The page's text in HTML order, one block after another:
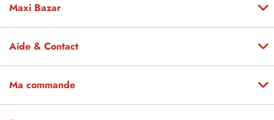
Maxi Bazar
Aide & Contact
Ma commande